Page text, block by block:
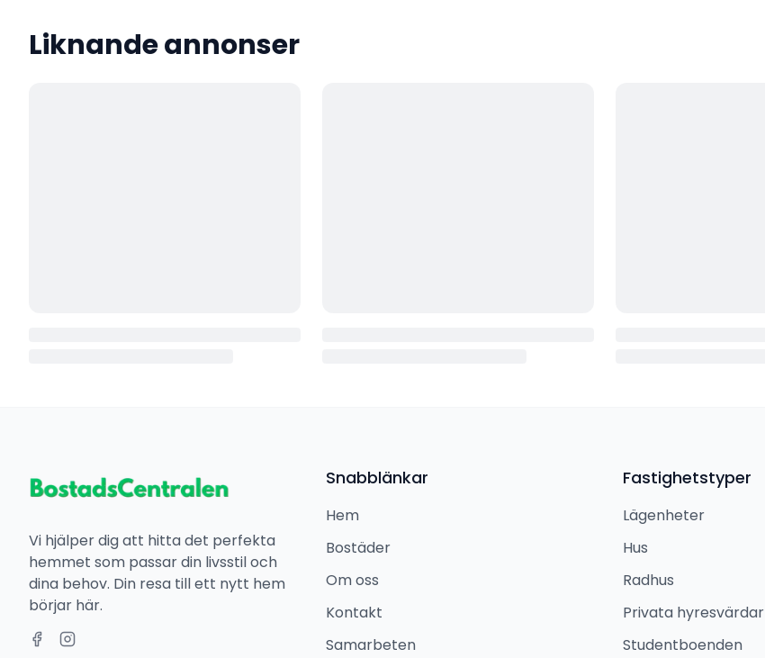
Liknande annonser
Vi hjälper dig att hitta det perfekta
hemmet som passar din livsstil och
dina behov. Din resa till ett nytt hem
börjar här.
Snabblänkar
Hem
Bostäder
Om oss
Kontakt
Samarbeten
Fastighetstyper
Lägenheter
Hus
Radhus
Privata hyresvärdar
Studentboenden